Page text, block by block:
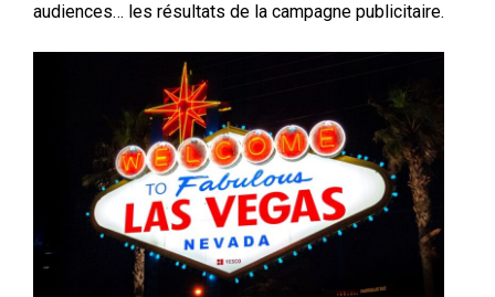
audiences… les résultats de la campagne publicitaire.